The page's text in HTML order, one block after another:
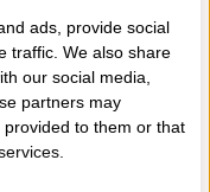
HABIDECOR MARIPOSA
(614), 1900 GRAM
PER M²
ads, provide social
traffic. We also share
our social media,
partners may
to them or that